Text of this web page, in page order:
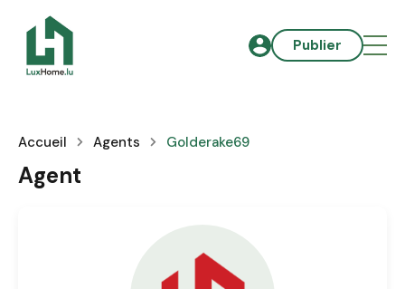
Publier
Accueil Agents Golderake69
Agent